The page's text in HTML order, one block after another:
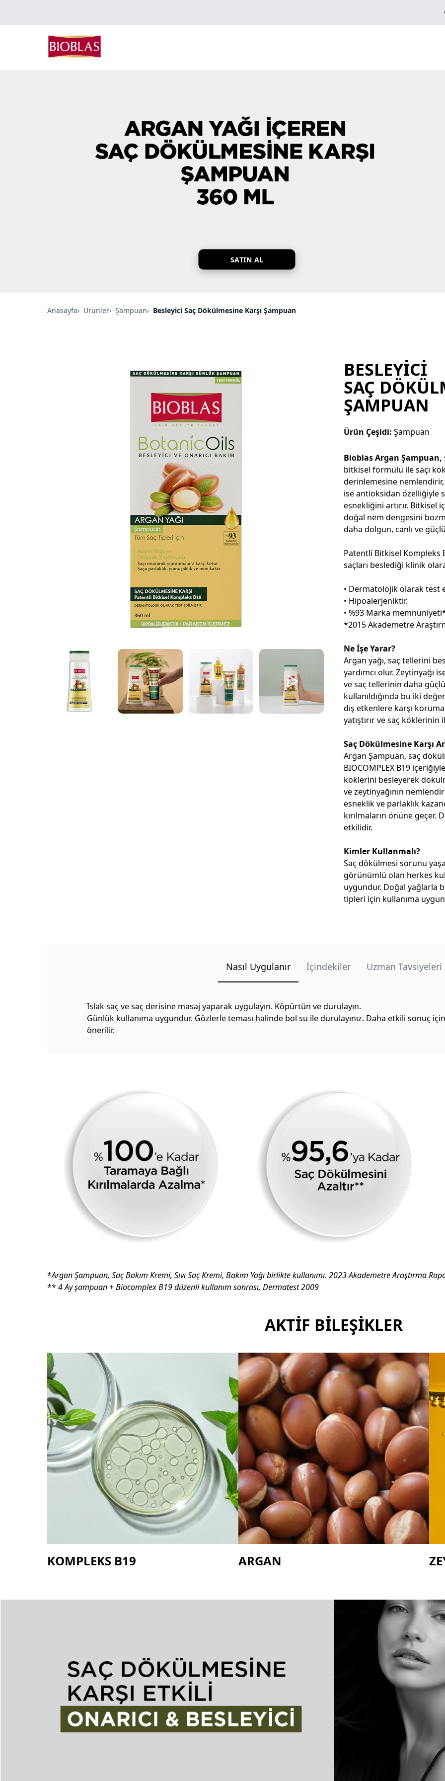
SATIN AL
Anasayfa› Ürünler› Şampuan› Besleyici Saç Dökülmesine Karşı Şampuan
BESLEYICI
SAÇ
ŞAMPUAN
Ürün Çeşidi: Şampuan
Bioblas Argan Şampuan,
bitkisel formülü ile saçı
derinlemesine nemlendirir,
ise antioksidan özelliğiyle
esnekliğini artırır. Bitkisel
doğal nem dengesini
daha dolgun, canlı ve
Patentli Bitkisel Kompleks
saçları beslediği klinik
• Dermatolojik olarak test
• Hipoalerjeniktir.
• %93 Marka
*2015 Akademetre
Ne İşe Yarar?
Argan yağı, saç tellerini
yardımcı olur. Zeytinyağı
ve saç tellerinin daha
kullanıldığında bu iki
dış etkenlere karşı
yatıştırır ve saç köklerinin
Saç Dökülmesine Karşı
Argan Şampuan, saç
BIOCOMPLEX B19
köklerini besleyerek
ve zeytinyağının
esneklik ve parlaklık
kırılmaların önüne geçer.
etkilidir.
Kimler Kullanmalı?
Saç dökülmesi sorunu
görünümlü olan herkes
uygundur. Doğal yağlarla
tipleri için kullanıma
Nasıl Uygulanır İçindekiler Uzman Tavsiyeleri
Islak saç ve saç derisine masaj yaparak uygulayın. Köpürtün ve durulayın.
Günlük kullanıma uygundur. Gözlerle teması halinde bol su ile durulayınız. Daha etkili sonuç
önerilir.
*Argan Şampuan, Saç Bakım Kremi, Sıvı Saç Kremi, Bakım Yağı birlikte kullanımı. 2023 Akademetre Araştırma
** 4 Ay şampuan + Biocomplex B19 düzenli kullanım sonrası, Dermatest 2009
AKTİF BİLEŞİKLER
KOMPLEKS B19 ARGAN